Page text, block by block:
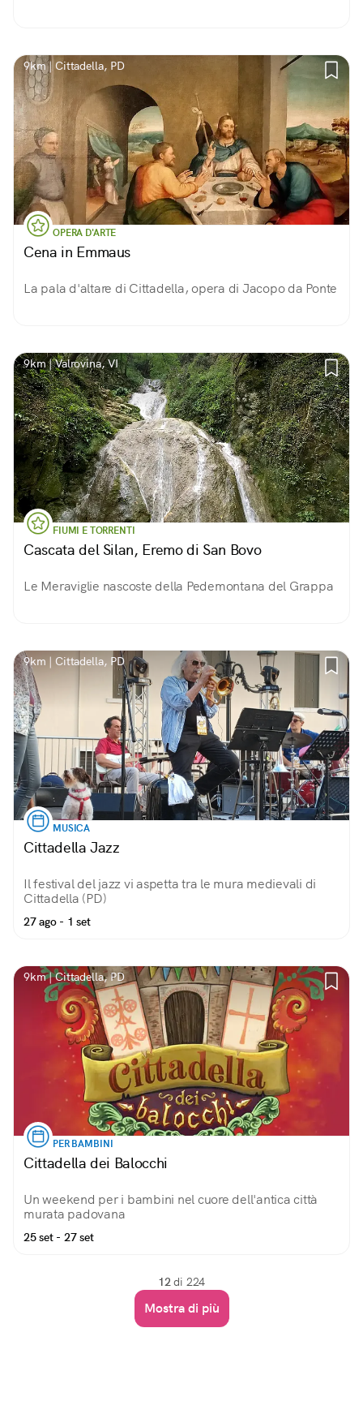
9km | Cittadella, PD
OPERA D'ARTE
Cena in Emmaus
La pala d'altare di Cittadella, opera di Jacopo da Ponte
9km | Valrovina, VI
FIUMI E TORRENTI
Cascata del Silan, Eremo di San Bovo
Le Meraviglie nascoste della Pedemontana del Grappa
9km | Cittadella, PD
MUSICA
Cittadella Jazz
Il festival del jazz vi aspetta tra le mura medievali di
Cittadella (PD)
27 ago - 1 set
9km | Cittadella, PD
PER BAMBINI
Cittadella dei Balocchi
Un weekend per i bambini nel cuore dell'antica città
murata padovana
25 set - 27 set
12di 224
Mostra di più